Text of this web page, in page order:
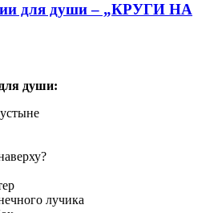
для души – „КРУГИ НА
души:
лучика